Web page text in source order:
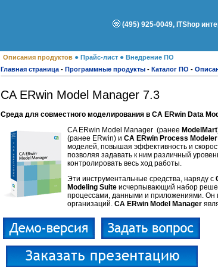
(495) 925-0049, ITShop
Описания продуктов ● Прайс-лист ● Внедрение ПО
Главная страница - Программные продукты - Каталог ПО -
CA ERwin Model Manager 7.3
Среда для совместного моделирования в CA ERwin Data
CA ERwin Model Manager (ранее ModelMart
(ранее ERwin) и CA ERwin Process Modeler
моделей, повышая эффективность и
позволяя задавать к ним различный
контролировать весь ход работы.
Эти инструментальные средства, наряду с
Modeling Suite исчерпывающий набор
процессами, данными и приложениями. Он
организаций. CA ERwin Model Manager